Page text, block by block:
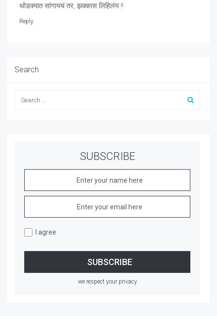
थोडक्यात सांगायचं तर, झक्कास लिहिलंय !!
Reply
Search
SUBSCRIBE
I agree
we respect your privacy